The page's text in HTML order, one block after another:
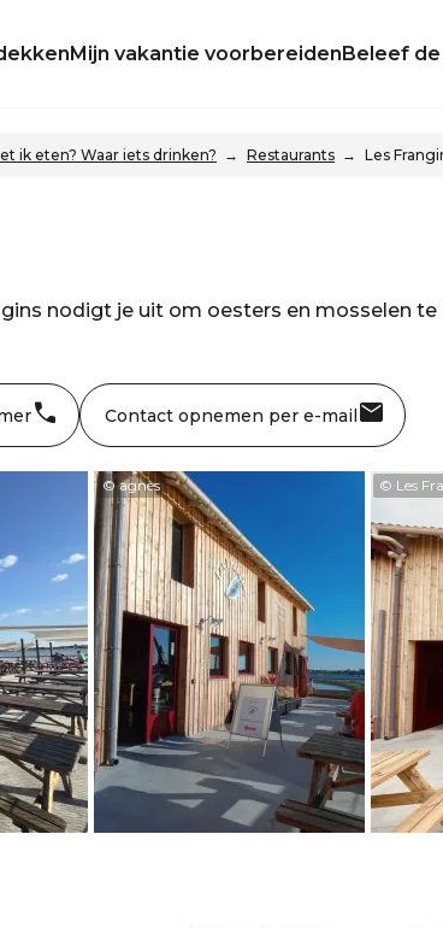
Mijn vakantie voorbereidenBeleef
ik eten? Waar iets drinken? Restaurants Les
nodigt je uit om oesters en mosselen
Contact opnemen per e-mail
© agnès © Les